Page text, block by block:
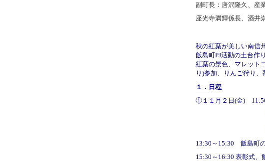
副町長：唐沢隆久、産
座光寺満輝係長、酒井
秋の紅葉が美しい南信
飯島町PJ活動の土台作
紅葉の景色、マレット
り)参加、りんご狩り
１．日程
①１１月２日(金)
12:00～
13:00～
13:30～15:30 飯島町
15:30～16:30 表彰式、